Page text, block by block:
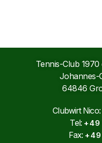
Tennis-Club
Johannes-
64846
Clubwirt Nico:
Tel: +49
Fax: